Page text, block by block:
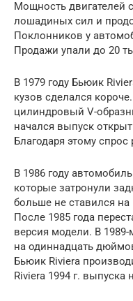
Мощность двигателей
лошадиных сил и
Поклонников у
Продажи упали до 20
В 1979 году Бьюик
кузов сделался
цилиндровый V-
начался выпуск
Благодаря этому спрос
В 1986 году
которые затронули
больше не ставился
После 1985 года
версия модели. В
на одиннадцать
Бьюик Riviеra
Riviеra 1994 г. выпуска